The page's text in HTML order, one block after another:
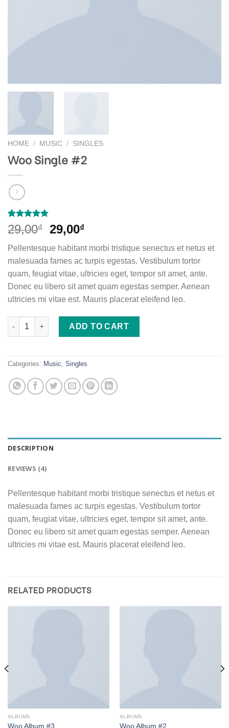
HOME / MUSIC / SINGLES
Woo Single #2
Rated4.75
out of 5
4
customer
ratings
29,00₫
Original
was:
29,00₫.
29,00₫Current
is:
29,00₫.
Pellentesque habitant morbi tristique senectus et netus et
malesuada fames ac turpis egestas. Vestibulum tortor
quam, feugiat vitae, ultricies eget, tempor sit amet, ante.
Donec eu libero sit amet quam egestas semper. Aenean
ultricies mi vitae est. Mauris placerat eleifend leo.
Woo Single #2 quantity
ADD TO CART
Categories: Music Singles
DESCRIPTION
REVIEWS (4)
Pellentesque habitant morbi tristique senectus et netus et
malesuada fames ac turpis egestas. Vestibulum tortor
quam, feugiat vitae, ultricies eget, tempor sit amet, ante.
Donec eu libero sit amet quam egestas semper. Aenean
ultricies mi vitae est. Mauris placerat eleifend leo.
RELATED PRODUCTS
ALBUMS
Woo Album #3
ALBUMS
Woo Album #2